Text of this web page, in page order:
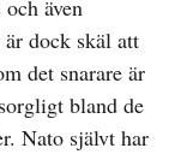
även
dock skäl att
det snarare är
bland de
Nato självt har